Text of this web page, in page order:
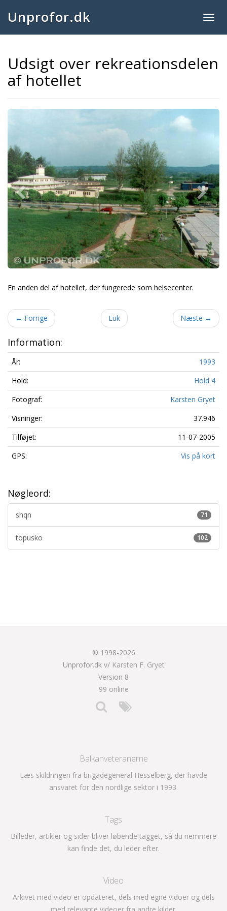
Unprofor.dk
Udsigt over rekreationsdelen
af hotellet
Previous
En anden del af hotellet, der fungerede som helsecenter.
← Forrige Luk Næste →
Information:
År:
1993
Hold:
Hold 4
Fotograf:
Karsten Gryet
Visninger:
37.946
Tilføjet:
11-07-2005
GPS:
Vis på kort
Nøgleord:
71
shqn
102
topusko
© 1998-2026
Unprofor.dk v/ Karsten F. Gryet
Version 8
99 online
Balkanveteranerne
Læs skildringen fra brigadegeneral Hesselberg, der havde
ansvaret for den nordlige sektor i 1993.
Tags
Billeder, artikler og sider bliver løbende tagget, så du nemmere
kan finde det, du leder efter.
Video
Arkivet med video er opdateret, dels med egne vidoer og dels
med relevante videoer fra andre kilder.